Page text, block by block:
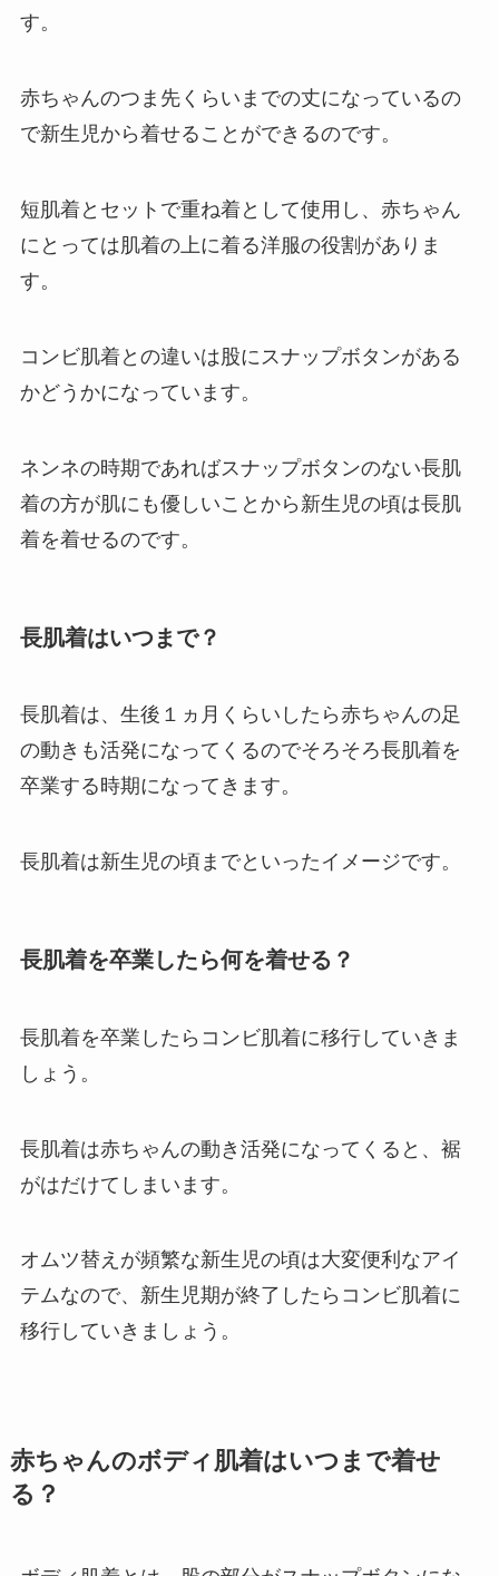
す。
赤ちゃんのつま先くらいまでの丈になっているの
で新生児から着せることができるのです。
短肌着とセットで重ね着として使用し、赤ちゃん
にとっては肌着の上に着る洋服の役割がありま
す。
コンビ肌着との違いは股にスナップボタンがある
かどうかになっています。
ネンネの時期であればスナップボタンのない長肌
着の方が肌にも優しいことから新生児の頃は長肌
着を着せるのです。
長肌着はいつまで？
長肌着は、生後１ヵ月くらいしたら赤ちゃんの足
の動きも活発になってくるのでそろそろ長肌着を
卒業する時期になってきます。
長肌着は新生児の頃までといったイメージです。
長肌着を卒業したら何を着せる？
長肌着を卒業したらコンビ肌着に移行していきま
しょう。
長肌着は赤ちゃんの動き活発になってくると、裾
がはだけてしまいます。
オムツ替えが頻繁な新生児の頃は大変便利なアイ
テムなので、新生児期が終了したらコンビ肌着に
移行していきましょう。
赤ちゃんのボディ肌着はいつまで着せ
る？